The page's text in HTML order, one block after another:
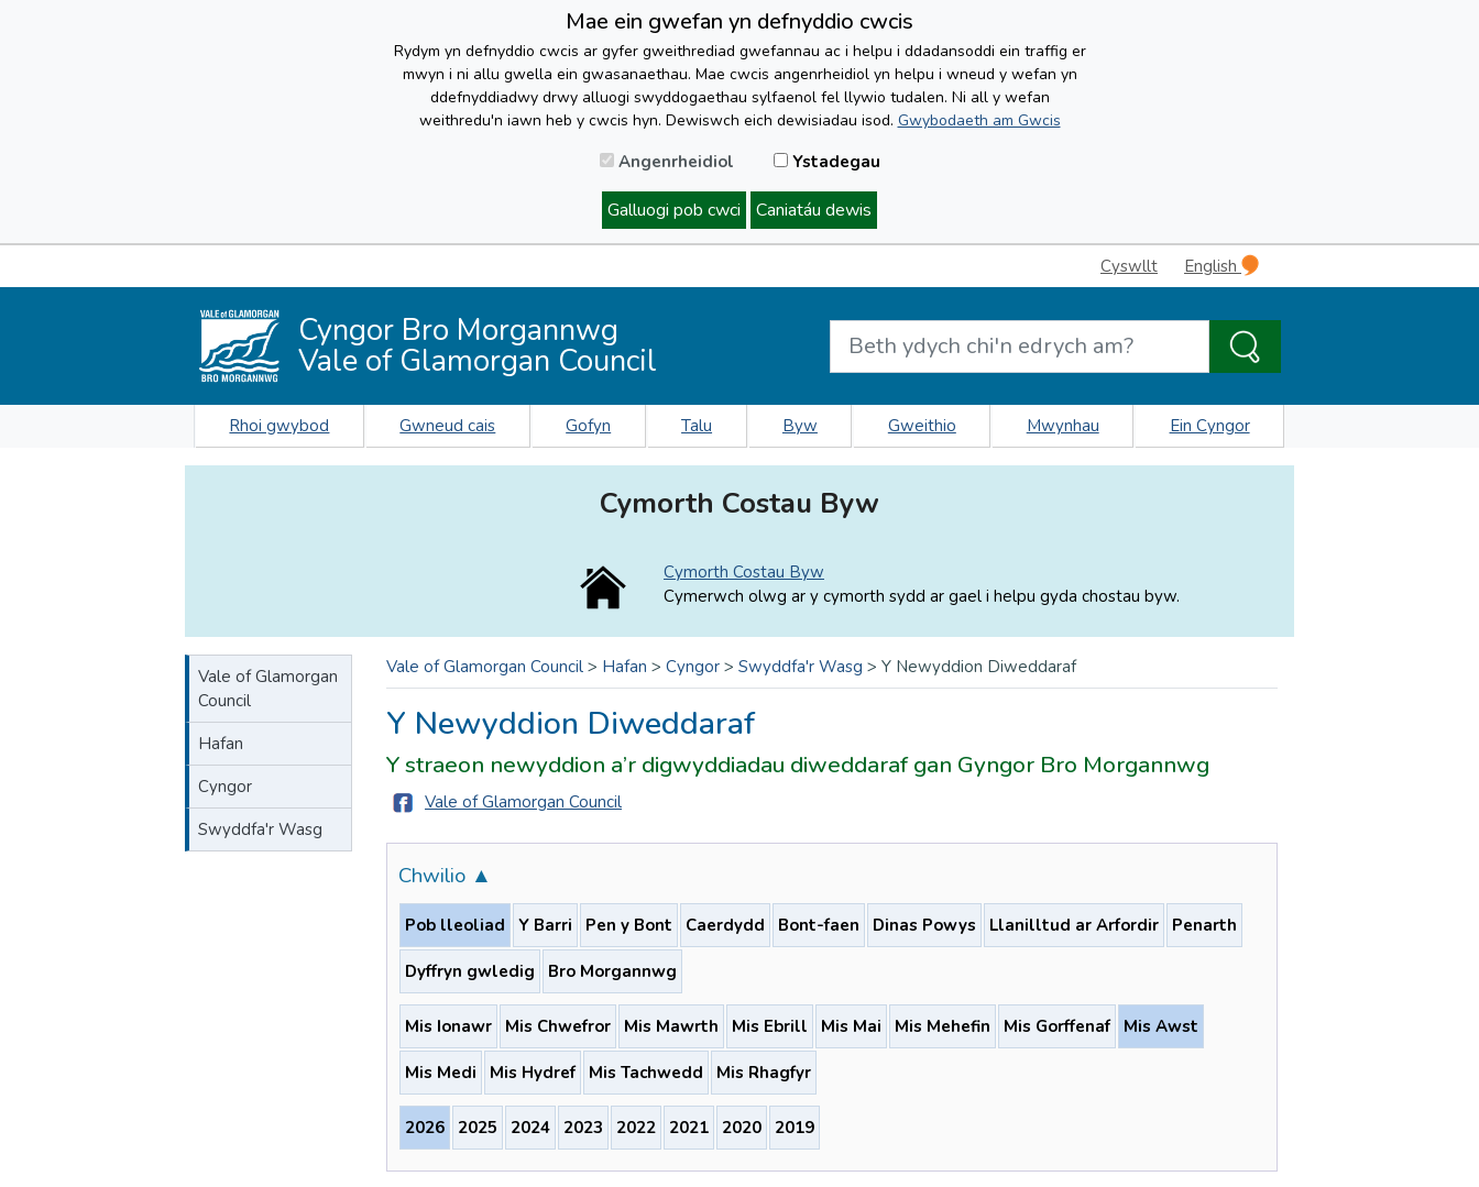
Mae ein gwefan yn defnyddio cwcis
Rydym yn defnyddio cwcis ar gyfer gweithrediad gwefannau ac i helpu i ddadansoddi ein traffig er
mwyn i ni allu gwella ein gwasanaethau. Mae cwcis angenrheidiol yn helpu i wneud y wefan yn
ddefnyddiadwy drwy alluogi swyddogaethau sylfaenol fel llywio tudalen. Ni all y wefan
weithredu'n iawn heb y cwcis hyn. Dewiswch eich dewisiadau isod. Gwybodaeth am Gwcis
Angenrheidiol Ystadegau
Galluogi pob cwci Caniatáu dewis
Cyswllt English
Cyngor Bro Morgannwg
Vale of Glamorgan Council
Rhoi gwybod Gwneud cais Gofyn Talu Byw Gweithio Mwynhau Ein Cyngor
Cymorth Costau Byw
Cymorth Costau Byw
Cymerwch olwg ar y cymorth sydd ar gael i helpu gyda chostau byw.
Vale of Glamorgan
Council
Hafan
Cyngor
Swyddfa'r Wasg
Vale of Glamorgan Council > Hafan > Cyngor > Swyddfa'r Wasg > Y Newyddion Diweddaraf
Y Newyddion Diweddaraf
Y straeon newyddion a’r digwyddiadau diweddaraf gan Gyngor Bro Morgannwg
Vale of Glamorgan Council
Chwilio ▲
Pob lleoliad Y Barri Pen y Bont Caerdydd Bont-faen Dinas Powys Llanilltud ar Arfordir Penarth
Dyffryn gwledig Bro Morgannwg
Mis Ionawr Mis Chwefror Mis Mawrth Mis Ebrill Mis Mai Mis Mehefin Mis Gorffenaf Mis Awst
Mis Medi Mis Hydref Mis Tachwedd Mis Rhagfyr
2026 2025 2024 2023 2022 2021 2020 2019